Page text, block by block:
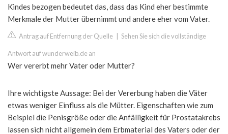
Kindes bezogen bedeutet das, dass das Kind eher bestimmte
Merkmale der Mutter übernimmt und andere eher vom Vater.
Antrag auf Entfernung der Quelle Sehen Sie sich die vollständige
Antwort auf wunderweib.de an
Wer vererbt mehr Vater oder Mutter?
Ihre wichtigste Aussage: Bei der Vererbung haben die Väter
etwas weniger Einfluss als die Mütter. Eigenschaften wie zum
Beispiel die Penisgröße oder die Anfälligkeit für Prostatakrebs
lassen sich nicht allgemein dem Erbmaterial des Vaters oder der